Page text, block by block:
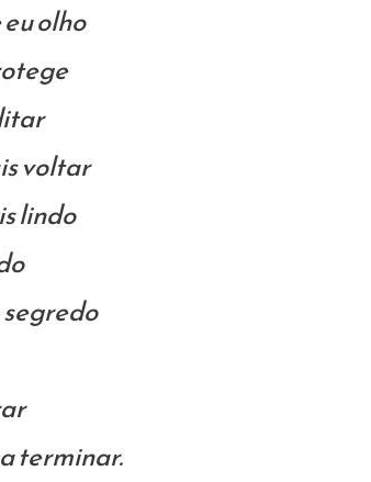
olho
voltar
lindo
terminar.